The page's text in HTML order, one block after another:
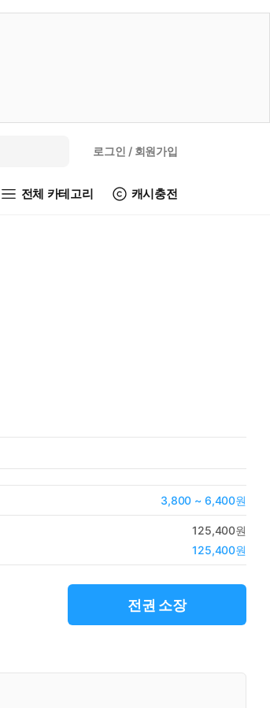
로그인 / 회원가입
전체 카테고리 캐시충전
3,800 ~ 6,400원
125,400원
125,400원
전권 소장